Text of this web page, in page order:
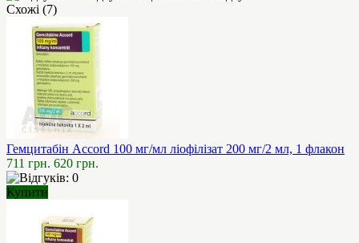
Схожі (7)
Гемцитабін Accord 100 мг/мл ліофілізат 200 мг/2 мл, 1 флакон
711 грн. 620 грн.
Купити